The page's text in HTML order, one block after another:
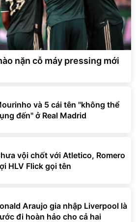
nặn cỗ máy pressing mới
và 5 cái tên "không thể
đến" ở Real Madrid
vội chốt với Atletico, Romero
HLV Flick gọi tên
Araujo gia nhập Liverpool là
đi hoàn hảo cho cả hai